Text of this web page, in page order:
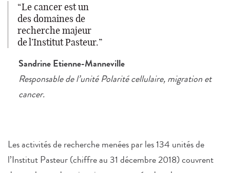
Le cancer est un
des domaines de
recherche majeur
de l’Institut Pasteur.
Sandrine Etienne-Manneville
Responsable de l’unité Polarité cellulaire, migration et
cancer.
Les activités de recherche menées par les 134 unités de
l’Institut Pasteur (chiffre au 31 décembre 2018) couvrent